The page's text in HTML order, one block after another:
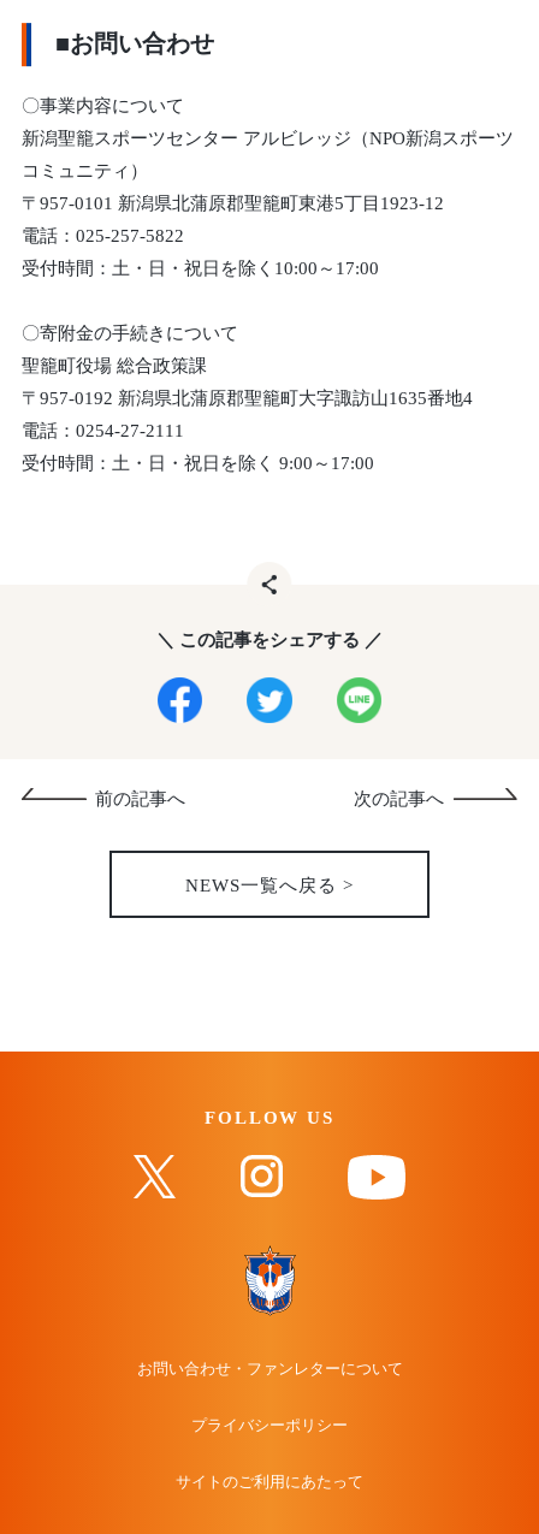
■お問い合わせ
〇事業内容について
新潟聖籠スポーツセンター アルビレッジ（NPO新潟スポーツ
コミュニティ）
〒957-0101 新潟県北蒲原郡聖籠町東港5丁目1923-12
電話：025-257-5822
受付時間：土・日・祝日を除く10:00～17:00
〇寄附金の手続きについて
聖籠町役場 総合政策課
〒957-0192 新潟県北蒲原郡聖籠町大字諏訪山1635番地4
電話：0254-27-2111
受付時間：土・日・祝日を除く 9:00～17:00
＼ この記事をシェアする ／
NEWS一覧へ戻る >
前の記事へ 次の記事へ
FOLLOW US
お問い合わせ・ファンレターについて
プライバシーポリシー
サイトのご利用にあたって